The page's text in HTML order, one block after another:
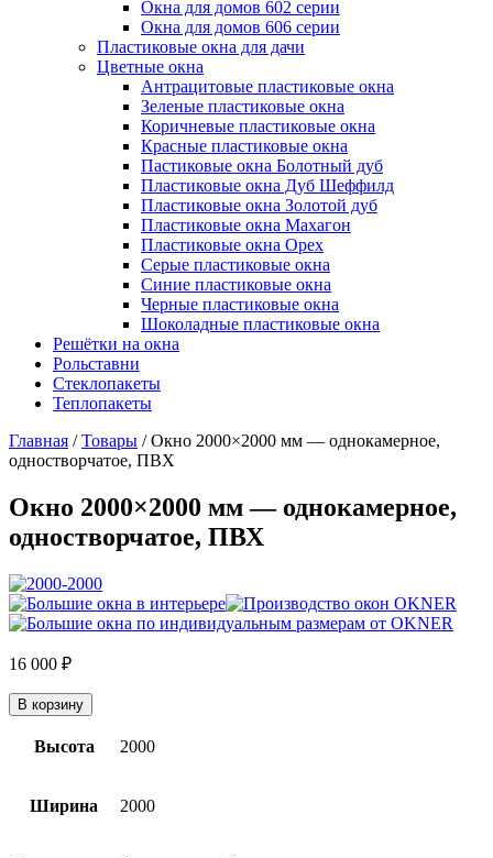
Окна для домов 602 серии
Окна для домов 606 серии
Пластиковые окна для дачи
Цветные окна
Антрацитовые пластиковые окна
Зеленые пластиковые окна
Коричневые пластиковые окна
Красные пластиковые окна
Пастиковые окна Болотный дуб
Пластиковые окна Дуб Шеффилд
Пластиковые окна Золотой дуб
Пластиковые окна Махагон
Пластиковые окна Орех
Серые пластиковые окна
Синие пластиковые окна
Черные пластиковые окна
Шоколадные пластиковые окна
Решётки на окна
Рольставни
Стеклопакеты
Теплопакеты
Главная /Товары /Окно 2000×2000 мм — однокамерное,
одностворчатое, ПВХ
Окно 2000×2000 мм — однокамерное,
одностворчатое, ПВХ
16 000 ₽
В корзину
Высота 2000
Ширина 2000